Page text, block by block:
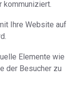
kommuniziert.
Ihre Website auf
Elemente wie
der Besucher zu